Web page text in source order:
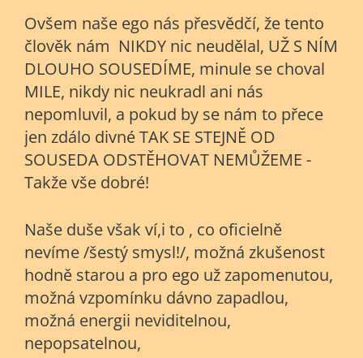
Ovšem naše ego nás přesvědčí, že tento
člověk nám NIKDY nic neudělal, UŽ S NÍM
DLOUHO SOUSEDÍME, minule se choval
MILE, nikdy nic neukradl ani nás
nepomluvil, a pokud by se nám to přece
jen zdálo divné TAK SE STEJNĚ OD
SOUSEDA ODSTĚHOVAT NEMŮŽEME -
Takže vše dobré!
Naše duše však ví,i to , co oficielně
nevíme /šestý smysl!/, možná zkušenost
hodně starou a pro ego už zapomenutou,
možná vzpomínku dávno zapadlou,
možná energii neviditelnou,
nepopsatelnou,